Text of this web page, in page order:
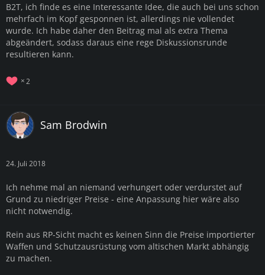
B2T, ich finde es eine Interessante Idee, die auch bei uns schon
mehrfach im Kopf gesponnen ist, allerdings nie vollendet
wurde. Ich habe daher den Beitrag mal als extra Thema
abgeändert, sodass daraus eine rege Diskussionsrunde
resultieren kann.
2
Sam Brodwin
24. Juli 2018
Ich nehme mal an niemand verhungert oder verdurstet auf
Grund zu niedriger Preise - eine Anpassung hier wäre also
nicht notwendig.
Rein aus RP-Sicht macht es keinen Sinn die Preise importierter
Waffen und Schutzausrüstung vom altischen Markt abhängig
zu machen.